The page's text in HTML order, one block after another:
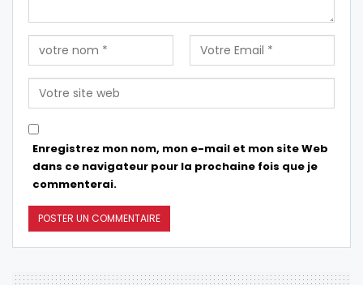
Enregistrez mon nom, mon e-mail et mon site Web
dans ce navigateur pour la prochaine fois que je
commenterai.